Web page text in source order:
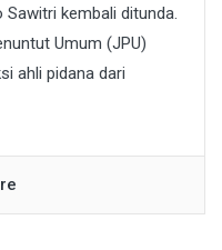
Sawitri kembali ditunda.
Umum (JPU)
ahli pidana dari